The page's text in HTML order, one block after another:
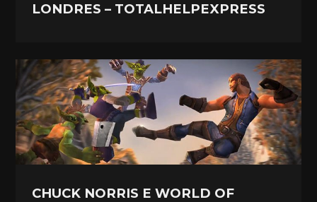
LONDRES – TOTALHELPEXPRESS
CHUCK NORRIS E WORLD OF